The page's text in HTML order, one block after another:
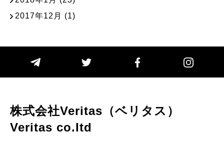
2017年12月 (1)
株式会社Veritas（ベリタス）
Veritas co.Itd